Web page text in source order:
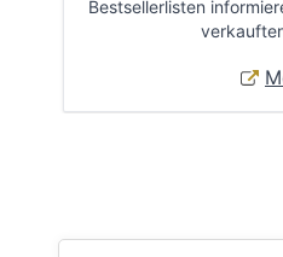
Bestsellerlisten